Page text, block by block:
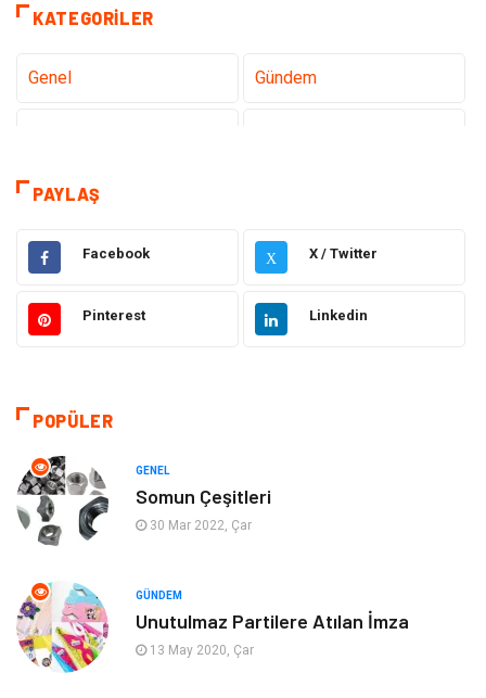
KATEGORILER
Genel Gündem
Tanıtıcı Reklam
Elektrik Elektronik Makine
Otomotiv Ulaşım ve Taşımacılık
Giyim
Eğitim & Kariyer
Alışveriş
Organizasyon Mobilya
PAYLAŞ
Facebook X X / Twitter
Pinterest Linkedin
POPÜLER
GENEL
Somun Çeşitleri
30 Mar 2022, Çar
GÜNDEM
Unutulmaz Partilere Atılan İmza
13 May 2020, Çar